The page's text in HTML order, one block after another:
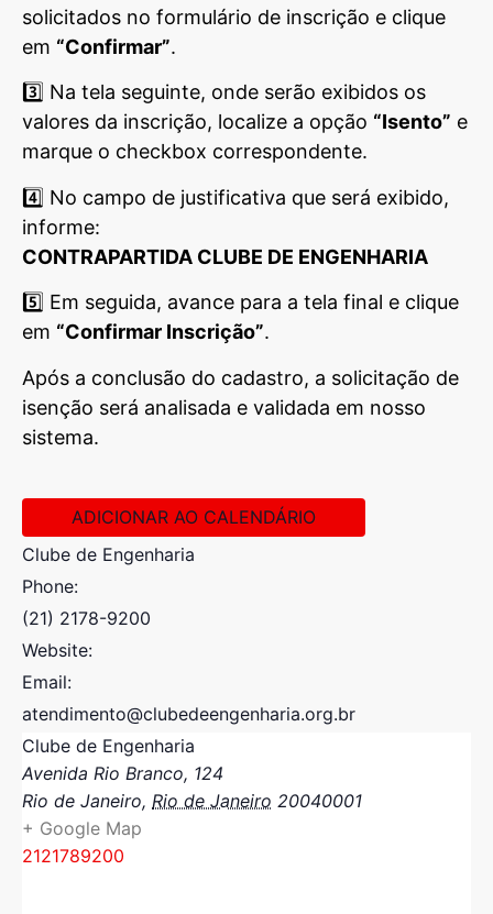
solicitados no formulário de inscrição e clique
em “Confirmar”.
3️⃣ Na tela seguinte, onde serão exibidos os
valores da inscrição, localize a opção “Isento” e
marque o checkbox correspondente.
4️⃣ No campo de justificativa que será exibido,
informe:
CONTRAPARTIDA CLUBE DE ENGENHARIA
5️⃣ Em seguida, avance para a tela final e clique
em “Confirmar Inscrição”.
Após a conclusão do cadastro, a solicitação de
isenção será analisada e validada em nosso
sistema.
ADICIONAR AO CALENDÁRIO
Clube de Engenharia
Phone:
(21) 2178-9200
Website:
Email:
atendimento@clubedeengenharia.org.br
Clube de Engenharia
Avenida Rio Branco, 124
Rio de Janeiro, Rio de Janeiro 20040001
+ Google Map
2121789200